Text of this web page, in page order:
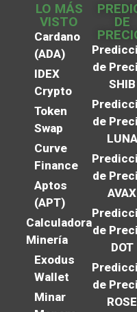
LO MÁS
VISTO
Cardano
(ADA)
IDEX
Crypto
Token
Swap
Curve
Finance
Aptos
(APT)
Calculadora
Minería
Exodus
Wallet
Minar
DE
de
SHIB
de
LUNA
de
AVAX
de
DOT
de
ROSE